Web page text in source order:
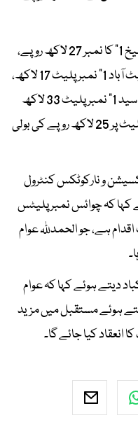
"کوہاٹ 1" نمبر پلیٹ 43 لاکھ روپے، "شیخ 1" کا نمبر 27 لاکھ روپے،
"سوات 1" نمبر پلیٹ 30 لاکھ روپے،"ایبٹ آباد 1" نمبر پلیٹ 17 لاکھ،
"مروت 1" نمبر پلیٹ 26 لاکھ روپے اور "سید 1" نمبر پلیٹ 33 لاکھ
میں فروخت ہوا جبکہ "کلاچی 1" نمبر پلیٹ پر 25 لاکھ روپے کی بولی
و نارکوٹکس کنٹرول
کہا کہ چوائس نمبر پلیٹس
ہے، جو الحمدللہ عوام
دیتے ہوئے کہا کہ عوام
ہوئے مستقبل میں مزید
کیا جائے گا۔